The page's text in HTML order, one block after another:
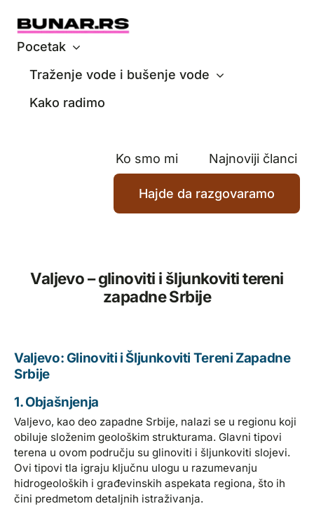
content
Pocetak
Traženje vode i bušenje vode
Kako radimo
Ko smo mi Najnoviji članci
Hajde da razgovaramo
Valjevo – glinoviti i šljunkoviti tereni
zapadne Srbije
Valjevo: Glinoviti i Šljunkoviti Tereni Zapadne
Srbije
1. Objašnjenja
Valjevo, kao deo zapadne Srbije, nalazi se u regionu koji
obiluje složenim geološkim strukturama. Glavni tipovi
terena u ovom području su glinoviti i šljunkoviti slojevi.
Ovi tipovi tla igraju ključnu ulogu u razumevanju
hidrogeoloških i građevinskih aspekata regiona, što ih
čini predmetom detaljnih istraživanja.